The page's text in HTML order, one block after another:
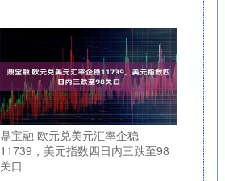
鼎宝融 欧元兑美元汇率企稳
11739，美元指数四日内三跌至98
关口